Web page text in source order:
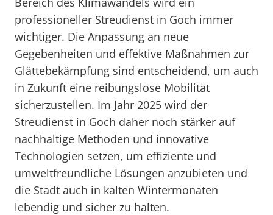
professioneller Streudienst in Goch immer
wichtiger. Die Anpassung an neue
Gegebenheiten und effektive Maßnahmen zur
Glättebekämpfung sind entscheidend, um auch
in Zukunft eine reibungslose Mobilität
sicherzustellen. Im Jahr 2025 wird der
Streudienst in Goch daher noch stärker auf
nachhaltige Methoden und innovative
Technologien setzen, um effiziente und
umweltfreundliche Lösungen anzubieten und
die Stadt auch in kalten Wintermonaten
lebendig und sicher zu halten.